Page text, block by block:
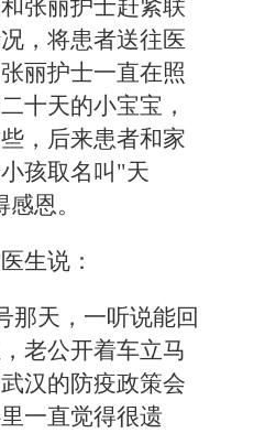
张丽护士赶紧联
，将患者送往医
丽护士一直在照
十天的小宝宝，
，后来患者和家
孩取名叫"天
恩。
生说：
那天，一听说能回
老公开着车立马
汉的防疫政策会
一直觉得很遗